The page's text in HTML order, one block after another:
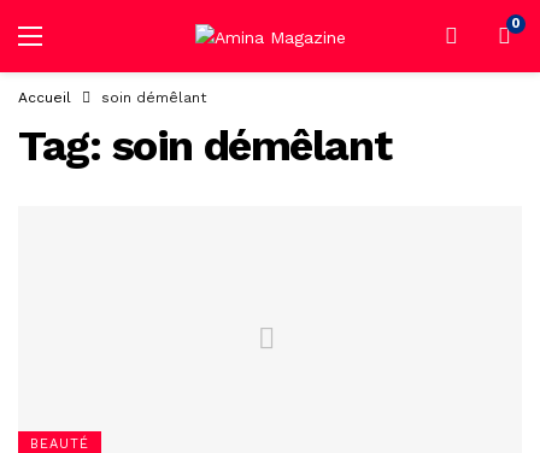
0
Accueil soin démêlant
Tag: soin démêlant
BEAUTÉ